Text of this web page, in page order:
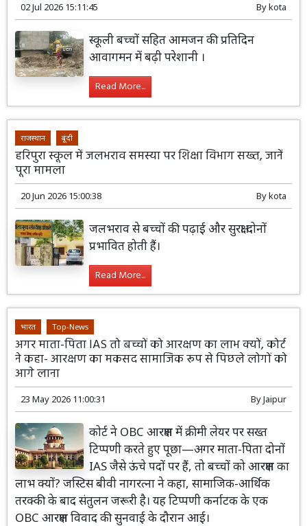
02 Jul 2026 15:11:45 Bykota
स्कूली बच्चों सहित आमजन की प्रतिदिन
आवागमन में बढ़ी परेशानी ।
Read More...
राजस्थान बूंदी
हरिपुरा स्कूल में जलभराव समस्या पर शिक्षा विभाग सख्त, जानें
पूरा मामला
20 Jun 2026 15:00:38 Bykota
जलभराव से बच्चों की पढ़ाई और सुरक्षा दोनों
प्रभावित होती हैं।
Read More...
भारत Top-News
अगर माता-पिता IAS तो बच्चों को आरक्षण का लाभ क्यों, कोर्ट
ने कहा- आरक्षण का मकसद सामाजिक रूप से पिछले लोगों को
आगे लाना
23 May 2026 11:00:31 ByJaipur
कोर्ट ने OBC आरक्षण में क्रीमी लेयर पर सख्त
टिप्पणी करते हुए पूछा—अगर माता-पिता दोनों
IAS जैसे ऊंचे पदों पर हैं, तो बच्चों को आरक्षण का
लाभ क्यों? जस्टिस बीवी नागरत्ना ने कहा, सामाजिक-आर्थिक
तरक्की के बाद संतुलन जरूरी है। यह टिप्पणी कर्नाटक के एक
OBC आरक्षण विवाद की सुनवाई के दौरान आई।